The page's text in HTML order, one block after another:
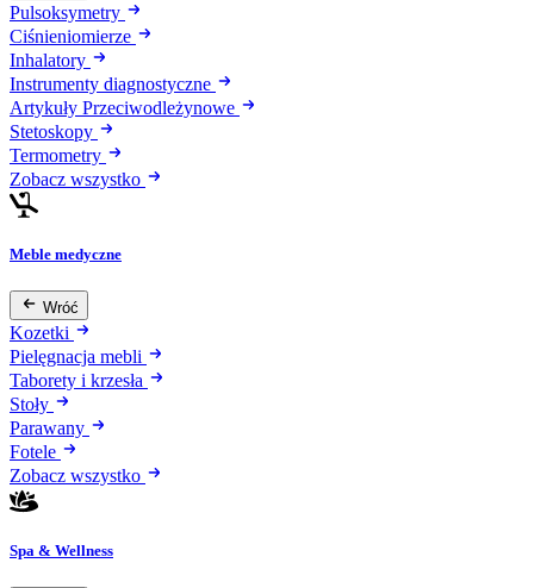
Pulsoksymetry
Ciśnieniomierze
Inhalatory
Instrumenty diagnostyczne
Artykuły Przeciwodleżynowe
Stetoskopy
Termometry
Zobacz wszystko
Meble medyczne
Wróć
Kozetki
Pielęgnacja mebli
Taborety i krzesła
Stoły
Parawany
Fotele
Zobacz wszystko
Spa & Wellness